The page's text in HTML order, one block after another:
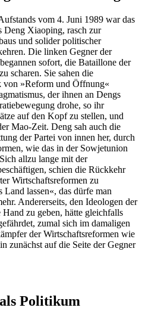
vom 4. Juni 1989 war das
Deng Xiaoping, rasch zur
und solider politischer
Die linken Gegner der
sofort, die Bataillone der
scharen. Sie sahen die
von »Reform und Öffnung«
der ihnen an Dengs
drohe, so ihr
auf den Kopf zu stellen, und
Mao-Zeit. Deng sah auch die
der Partei von innen her, durch
wie das in der Sowjetunion
allzu lange mit der
schien die Rückkehr
Wirtschaftsreformen zu
lassen«, das dürfe man
Andererseits, den Ideologen der
zu geben, hätte gleichfalls
zumal sich im damaligen
der Wirtschaftsreformen wie
zunächst auf die Seite der Gegner
Politikum